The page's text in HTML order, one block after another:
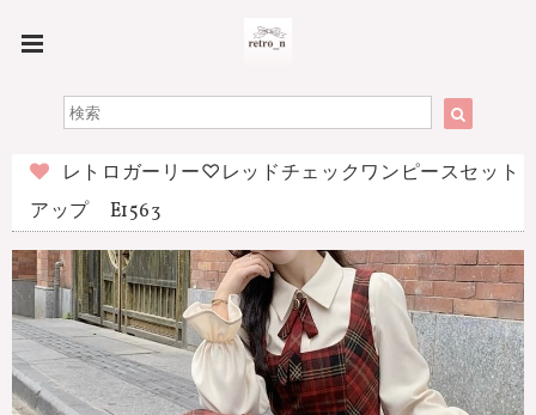
レトロガーリー♡レッドチェックワンピースセット
アップ E1563